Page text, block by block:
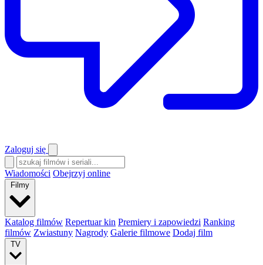
Zaloguj się
Wiadomości Obejrzyj online
Filmy
Katalog filmów Repertuar kin Premiery i zapowiedzi Ranking
filmów Zwiastuny Nagrody Galerie filmowe Dodaj film
TV